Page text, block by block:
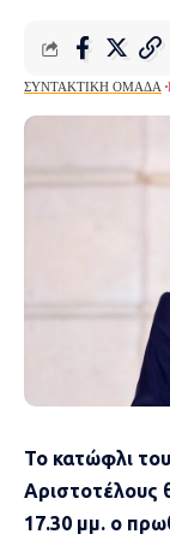
ΣΥΝΤΑΚΤΙΚΉ ΟΜΆΔΑ
Το κατώφλι
Αριστοτέλους
17.30 μμ. ο